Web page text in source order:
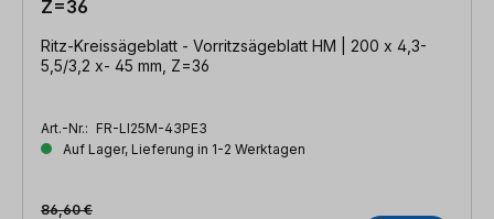
Z=36
Ritz-Kreissägeblatt - Vorritzsägeblatt HM | 200 x 4,3-
5,5/3,2 x- 45 mm, Z=36
Art.-Nr.: FR-LI25M-43PE3
Auf Lager, Lieferung in 1-2 Werktagen
86,60 €